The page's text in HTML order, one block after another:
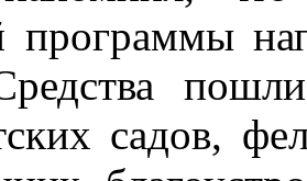
программы
садов,